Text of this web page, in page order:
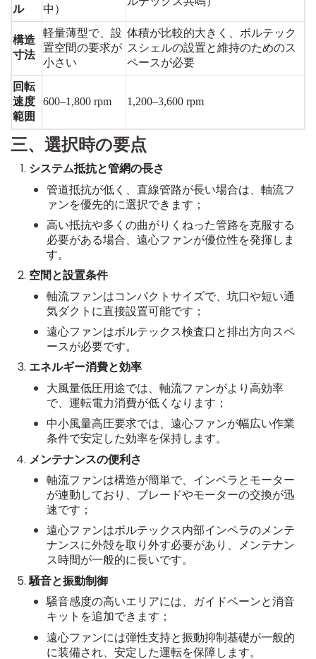
ル 中）
構造
寸法
軽量薄型で、設
置空間の要求が
小さい
体積が比較的大きく、ボルテック
スシェルの設置と維持のためのス
ペースが必要
回転
速度
範囲
600–1,800 rpm 1,200–3,600 rpm
三、選択時の要点
システム抵抗と管網の長さ
管道抵抗が低く、直線管路が長い場合は、軸流フ
ァンを優先的に選択できます；
高い抵抗や多くの曲がりくねった管路を克服する
必要がある場合、遠心ファンが優位性を発揮しま
す。
空間と設置条件
軸流ファンはコンパクトサイズで、坑口や短い通
気ダクトに直接設置可能です；
遠心ファンはボルテックス検査口と排出方向スペ
ースが必要です。
エネルギー消費と効率
大風量低圧用途では、軸流ファンがより高効率
で、運転電力消費が低くなります；
中小風量高圧要求では、遠心ファンが幅広い作業
条件で安定した効率を保持します。
メンテナンスの便利さ
軸流ファンは構造が簡単で、インペラとモーター
が連動しており、ブレードやモーターの交換が迅
速です；
遠心ファンはボルテックス内部インペラのメンテ
ナンスに外殻を取り外す必要があり、メンテナン
ス時間が一般的に長いです。
騒音と振動制御
騒音感度の高いエリアには、ガイドベーンと消音
キットを追加できます；
遠心ファンには弾性支持と振動抑制基礎が一般的
に装備され、安定した運転を保障します。